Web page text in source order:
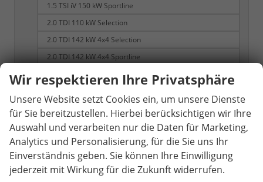
1.5 TSI iV 150 kW Sportline
2.0 TDI 110 kW Selection
2.0 TDI 142 kW 4x4 Selection
2.0 TDI 142 kW 4x4 Sportline
2.0 TSI 195 kW 4x4 RS
RS 2.0 TSI 7-Gang DSG 4x4
Selection
Selection 1.5 TSI 7-Gang-DSG
Selection 1.5 TSI mHEV 7-Gang DSG
Sportline
Sportline 1.5 TSI
Wir respektieren Ihre Privatsphäre
Unsere Website setzt Cookies ein, um unsere Dienste
für Sie bereitzustellen. Hierbei berücksichtigen wir Ihre
Auswahl und verarbeiten nur die Daten für Marketing,
Analytics und Personalisierung, für die Sie uns Ihr
Einverständnis geben. Sie können Ihre Einwilligung
jederzeit mit Wirkung für die Zukunft widerrufen.